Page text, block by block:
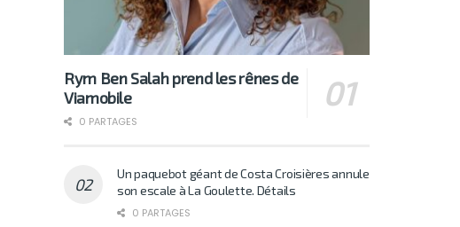
Rym Ben Salah prend les rênes de
Viamobile
0 PARTAGES
Un paquebot géant de Costa Croisières annule
son escale à La Goulette. Détails
0 PARTAGES